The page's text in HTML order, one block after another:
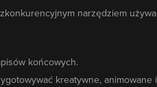
narzędziem
końcowych.
kreatywne,